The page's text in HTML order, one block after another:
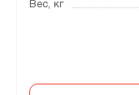
Вес, кг